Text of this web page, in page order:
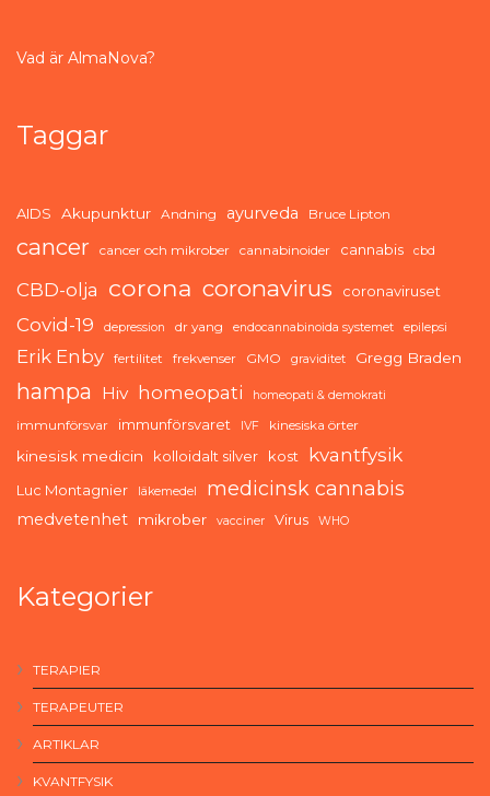
Vad är AlmaNova?
Taggar
AIDS Akupunktur Andning ayurveda Bruce Lipton
cancer cancer och mikrober cannabinoider cannabis cbd
CBD-olja corona coronavirus coronaviruset
Covid-19 depression dr yang endocannabinoida systemet epilepsi
Erik Enby fertilitet frekvenser GMO graviditet Gregg Braden
hampa Hiv homeopati homeopati & demokrati
immunförsvar immunförsvaret IVF kinesiska örter
kinesisk medicin kolloidalt silver kost kvantfysik
Luc Montagnier läkemedel medicinsk cannabis
medvetenhet mikrober vacciner Virus WHO
Kategorier
TERAPIER
TERAPEUTER
ARTIKLAR
KVANTFYSIK